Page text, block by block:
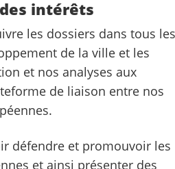
intérêts
les dossiers dans tous les
de la ville et les
et nos analyses aux
de liaison entre nos
défendre et promouvoir les
et ainsi présenter des